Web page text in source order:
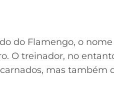
do Flamengo, o
O treinador, no
mas também